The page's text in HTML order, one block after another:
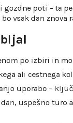
gozdne poti – ta
vsak dan znova
po izbiri in
ali cestnega
uporabo –
uspešno turo